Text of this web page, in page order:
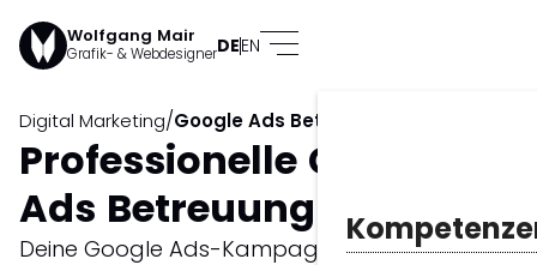
Wolfgang Mair
Grafik- & WebdesignerDEEN
Digital Marketing/Google Ads Betreuung
Professionelle Google
Ads Betreuung in Wien
Deine Google Ads-Kampagnen liefern nicht